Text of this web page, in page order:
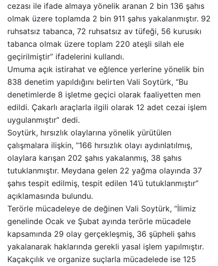
cezası ile ifade almaya yönelik aranan 2 bin 136 şahıs
olmak üzere toplamda 2 bin 911 şahıs yakalanmıştır. 92
ruhsatsız tabanca, 72 ruhsatsız av tüfeği, 56 kurusıkı
tabanca olmak üzere toplam 220 ateşli silah ele
geçirilmiştir” ifadelerini kullandı.
Umuma açık istirahat ve eğlence yerlerine yönelik bin
838 denetim yapıldığını belirten Vali Soytürk, “Bu
denetimlerde 8 işletme geçici olarak faaliyetten men
edildi. Çakarlı araçlarla ilgili olarak 12 adet cezai işlem
uygulanmıştır” dedi.
Soytürk, hırsızlık olaylarına yönelik yürütülen
çalışmalara ilişkin, “166 hırsızlık olayı aydınlatılmış,
olaylara karışan 202 şahıs yakalanmış, 38 şahıs
tutuklanmıştır. Meydana gelen 22 yağma olayında 37
şahıs tespit edilmiş, tespit edilen 14’ü tutuklanmıştır”
açıklamasında bulundu.
Terörle mücadeleye de değinen Vali Soytürk, “İlimiz
genelinde Ocak ve Şubat ayında terörle mücadele
kapsamında 29 olay gerçekleşmiş, 36 şüpheli şahıs
yakalanarak haklarında gerekli yasal işlem yapılmıştır.
Kaçakçılık ve organize suçlarla mücadelede ise 125